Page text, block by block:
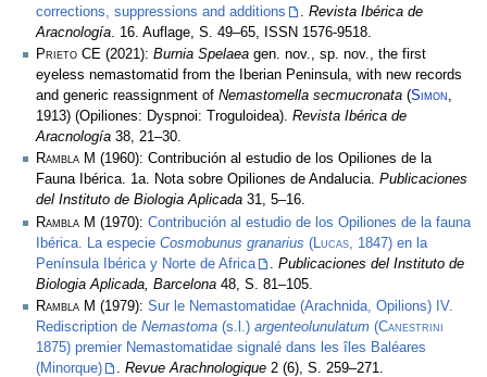
corrections, suppressions and additions
. Revista Ibérica de
Aracnología. 16. Auflage, S. 49–65, ISSN 1576-9518.
Prieto CE (2021): Burnia Spelaea gen. nov., sp. nov., the first
eyeless nemastomatid from the Iberian Peninsula, with new records
and generic reassignment of Nemastomella secmucronata (Simon,
1913) (Opiliones: Dyspnoi: Troguloidea). Revista Ibérica de
Aracnología 38, 21–30.
Rambla M (1960): Contribución al estudio de los Opiliones de la
Fauna Ibérica. 1a. Nota sobre Opiliones de Andalucia. Publicaciones
del Instituto de Biologia Aplicada 31, 5–16.
Rambla M (1970): Contribución al estudio de los Opiliones de la fauna
Ibérica. La especie Cosmobunus granarius ( Lucas , 1847) en la
Península Ibérica y Norte de Africa
Publicaciones del Instituto de
Biologia Aplicada, Barcelona 48, S. 81–105.
Rambla M (1979): Sur le Nemastomatidae (Arachnida, Opilions) IV.
Rediscription de Nemastoma (s.l.) argenteolunulatum (Canestrini
1875) premier Nemastomatidae signalé dans les îles Baléares
(Minorque)
. Revue Arachnologique 2 (6), S. 259–271.